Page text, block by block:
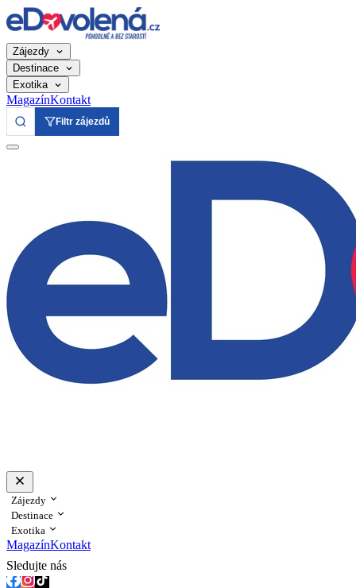
Zájezdy
Destinace
Exotika
MagazínKontakt
Filtr zájezdů
Zájezdy
Destinace
Exotika
MagazínKontakt
Sledujte nás